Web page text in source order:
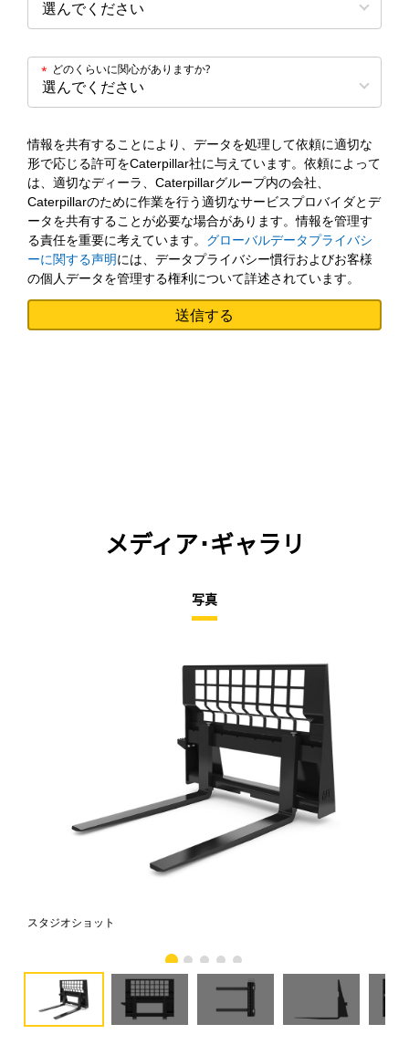
どのくらいに関心がありますか?
*
情報を共有することにより、データを処理して依頼に適切な
形で応じる許可をCaterpillar社に与えています。依頼によって
は、適切なディーラ、Caterpillarグループ内の会社、
Caterpillarのために作業を行う適切なサービスプロバイダとデ
ータを共有することが必要な場合があります。情報を管理す
る責任を重要に考えています。 グローバルデータプライバシ
ーに関する声明には、データプライバシー慣行およびお客様
の個人データを管理する権利について詳述されています。
メディア･ギャラリ
写真
スタジオショット